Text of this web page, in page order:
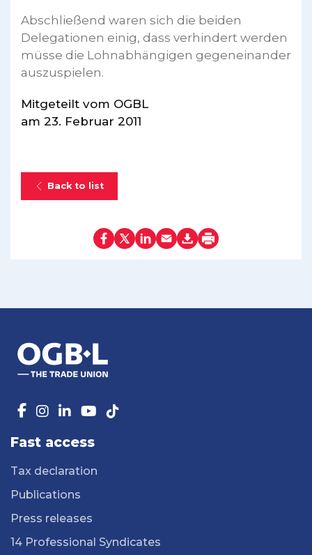
Abschließend waren sich die beiden
Delegationen einig, dass verhindert werden
müsse die Lohnabhängigen gegeneinander
auszuspielen.
Mitgeteilt vom OGBL
am 23. Februar 2011
Back to list
Fast access
Tax declaration
Publications
Press releases
14 Professional Syndicates